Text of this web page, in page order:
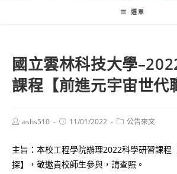
選單
國立雲林科技大學
課程【前進元宇宙世
Postashs510
Post11/01/2022
Post公告來文
主旨：本校工程學院辦理2022科學研習課程
探】，敬邀貴校師生參與，請查照。